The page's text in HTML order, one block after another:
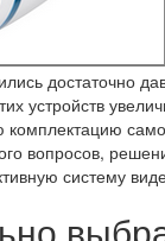
достаточно
устройств
вопросов,
систему